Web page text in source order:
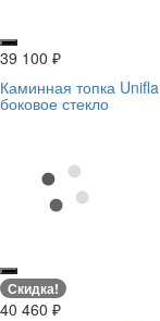
39 100 ₽
Каминная топка
боковое стекло
Скидка!
40 460 ₽